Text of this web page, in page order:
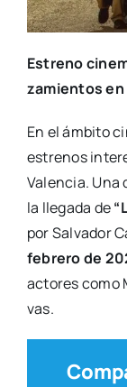
Estreno
za­mien­tos
En el ámbi­to
estre­nos
Valen­cia. Una
la lle­ga­da de
por Sal­va­dor
febre­ro de
acto­res como
vas.